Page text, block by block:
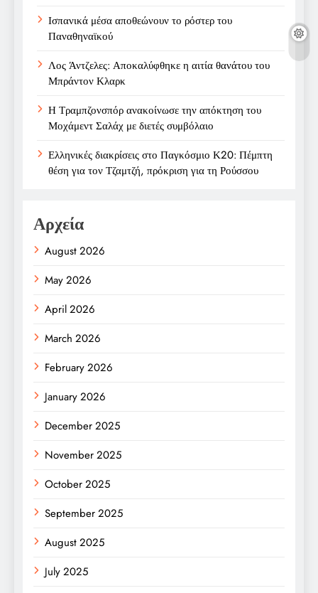
Ισπανικά μέσα αποθεώνουν το ρόστερ του
Παναθηναϊκού
Λος Άντζελες: Αποκαλύφθηκε η αιτία θανάτου του
Μπράντον Κλαρκ
Η Τραμπζονσπόρ ανακοίνωσε την απόκτηση του
Μοχάμεντ Σαλάχ με διετές συμβόλαιο
Ελληνικές διακρίσεις στο Παγκόσμιο Κ20: Πέμπτη
θέση για τον Τζαμτζή, πρόκριση για τη Ρούσσου
Αρχεία
August 2026
May 2026
April 2026
March 2026
February 2026
January 2026
December 2025
November 2025
October 2025
September 2025
August 2025
July 2025